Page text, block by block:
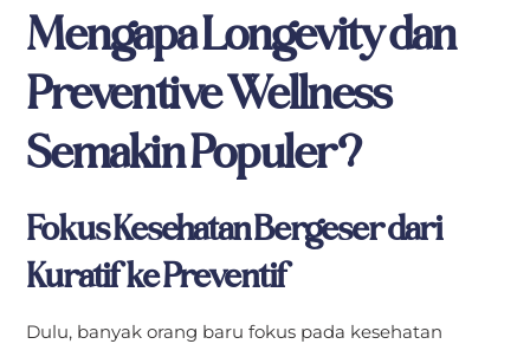
Mengapa Longevity dan
Preventive Wellness
Semakin Populer?
Fokus Kesehatan Bergeser dari
Kuratif ke Preventif
Dulu, banyak orang baru fokus pada kesehatan